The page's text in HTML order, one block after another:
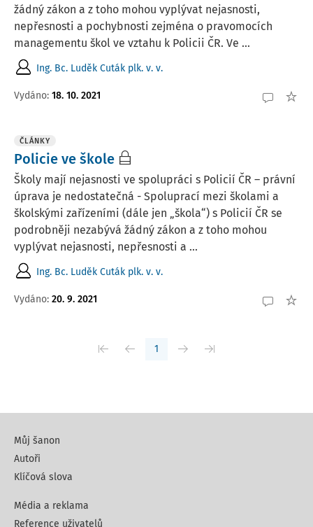
žádný zákon a z toho mohou vyplývat nejasnosti,
nepřesnosti a pochybnosti zejména o pravomocích
managementu škol ve vztahu k Policii ČR. Ve ...
Ing. Bc. Luděk Cuták plk. v. v.
Vydáno: 18. 10. 2021
ČLÁNKY
Policie ve škole
Školy mají nejasnosti ve spolupráci s Policií ČR – právní
úprava je nedostatečná - Spoluprací mezi školami a
školskými zařízeními (dále jen „škola“) s Policií ČR se
podrobněji nezabývá žádný zákon a z toho mohou
vyplývat nejasnosti, nepřesnosti a ...
Ing. Bc. Luděk Cuták plk. v. v.
Vydáno: 20. 9. 2021
1
Můj šanon
Autoři
Klíčová slova
Média a reklama
Reference uživatelů